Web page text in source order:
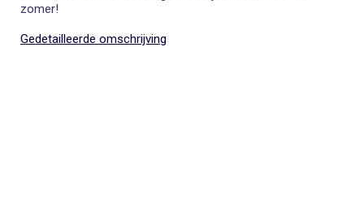
zomer!
Gedetailleerde omschrijving